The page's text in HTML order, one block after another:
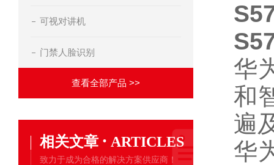
可视对讲机
门禁人脸识别
查看全部产品 >>
相关文章 · ARTICLES
致力于成为合格的解决方案供应商！
华
和
遍
华